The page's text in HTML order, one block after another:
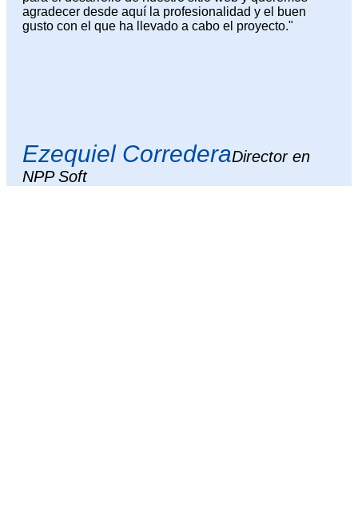
agradecer desde aquí la profesionalidad y el buen
gusto con el que ha llevado a cabo el proyecto."
Ezequiel CorrederaDirector en
NPP Soft